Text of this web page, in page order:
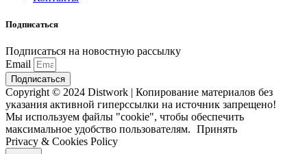
Подписаться
Подписаться на новостную рассылку
Email
Подписаться
Copyright © 2024 Distwork | Копирование материалов без
указания активной гиперссылки на источник запрещено!
Мы используем файлы "cookie", чтобы обеспечить
максимальное удобство пользователям. Принять
Privacy & Cookies Policy